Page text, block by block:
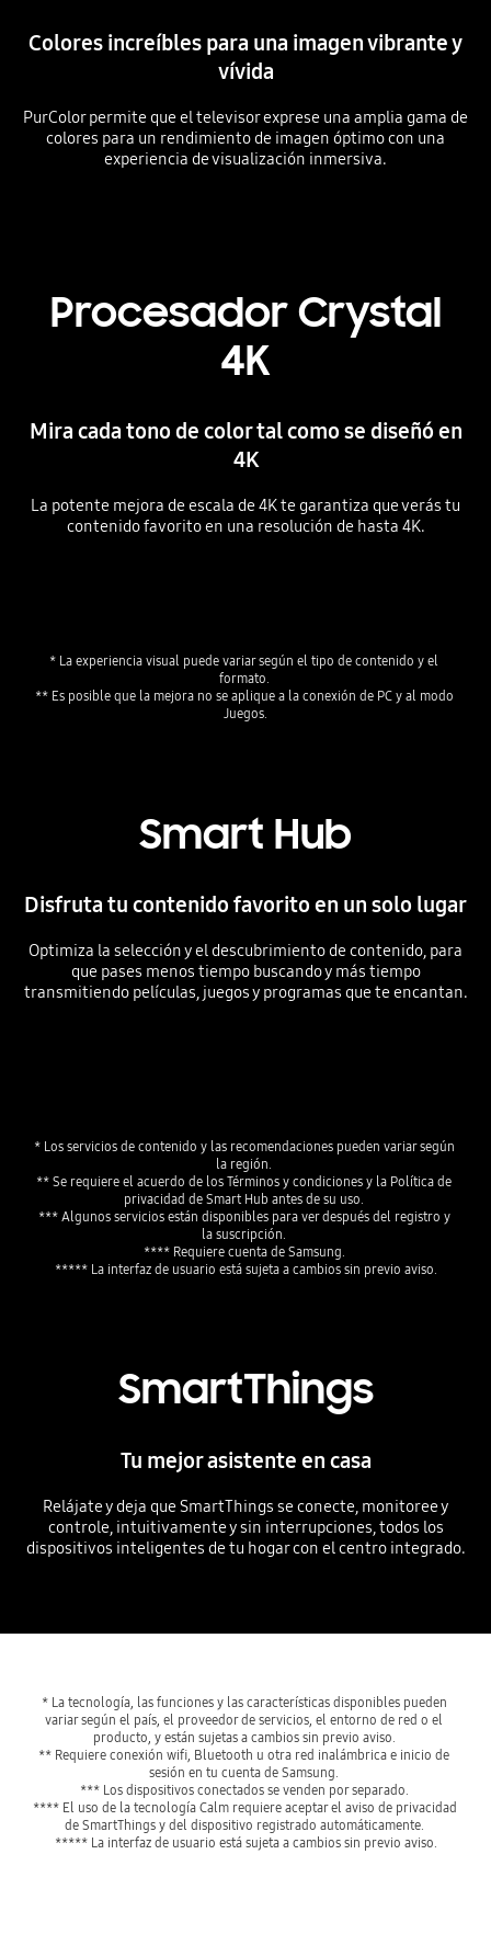
Colores increíbles para una imagen vibrante y
vívida
PurColor permite que el televisor exprese una amplia gama de
colores para un rendimiento de imagen óptimo con una
experiencia de visualización inmersiva.
Procesador Crystal
4K
Mira cada tono de color tal como se diseñó en
4K
La potente mejora de escala de 4K te garantiza que verás tu
contenido favorito en una resolución de hasta 4K.
* La experiencia visual puede variar según el tipo de contenido y el
formato.
** Es posible que la mejora no se aplique a la conexión de PC y al modo
Smart Hub
Disfruta tu contenido favorito en un solo lugar
Optimiza la selección y el descubrimiento de contenido, para
que pases menos tiempo buscando y más tiempo
transmitiendo películas, juegos y programas que te encantan.
* Los servicios de contenido y las recomendaciones pueden variar según
la región.
** Se requiere el acuerdo de los Términos y condiciones y la Política de
privacidad de Smart Hub antes de su uso.
*** Algunos servicios están disponibles para ver después del registro y
la suscripción.
**** Requiere cuenta de Samsung.
SmartThings
Tu mejor asistente en casa
Relájate y deja que SmartThings se conecte, monitoree y
controle, intuitivamente y sin interrupciones, todos los
dispositivos inteligentes de tu hogar con el centro integrado.
* La tecnología, las funciones y las características disponibles pueden
variar según el país, el proveedor de servicios, el entorno de red o el
producto, y están sujetas a cambios sin previo aviso.
** Requiere conexión wifi, Bluetooth u otra red inalámbrica e inicio de
sesión en tu cuenta de Samsung.
*** Los dispositivos conectados se venden por separado.
**** El uso de la tecnología Calm requiere aceptar el aviso de privacidad
de SmartThings y del dispositivo registrado automáticamente.